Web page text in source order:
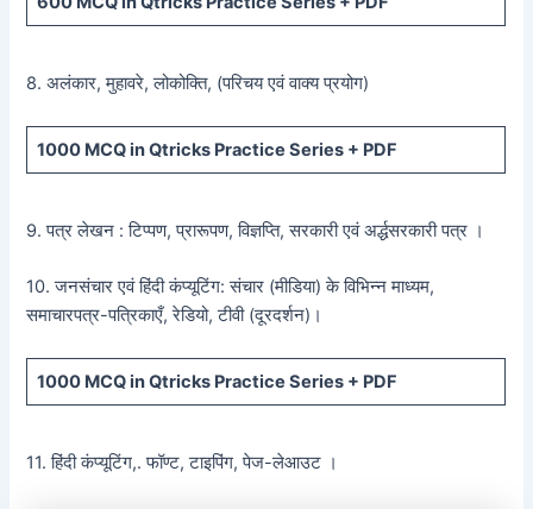
8. अलंकार, मुहावरे, लोकोक्ति, (परिचय एवं वाक्य प्रयोग)
1000 MCQin Qtricks Practice Series + PDF
9. पत्र लेखन : टिप्पण, प्रारूपण, विज्ञप्ति, सरकारी एवं अर्द्धसरकारी पत्र ।
10. जनसंचार एवं हिंदी कंप्यूटिंग: संचार (मीडिया) के विभिन्न माध्यम,
समाचारपत्र-पत्रिकाएँ, रेडियो, टीवी (दूरदर्शन)।
1000 MCQin Qtricks Practice Series + PDF
11. हिंदी कंप्यूटिंग,. फॉण्ट, टाइपिंग, पेज-लेआउट ।